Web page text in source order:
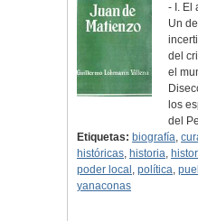
- I. El
Un
del
el
los
del
Etiquetas: biografía,
históricas, historia,
poder local , política,
yanaconas